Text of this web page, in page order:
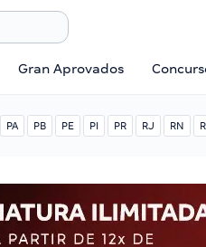
Gran Aprovados
PA PB PE PI PR RJ RN